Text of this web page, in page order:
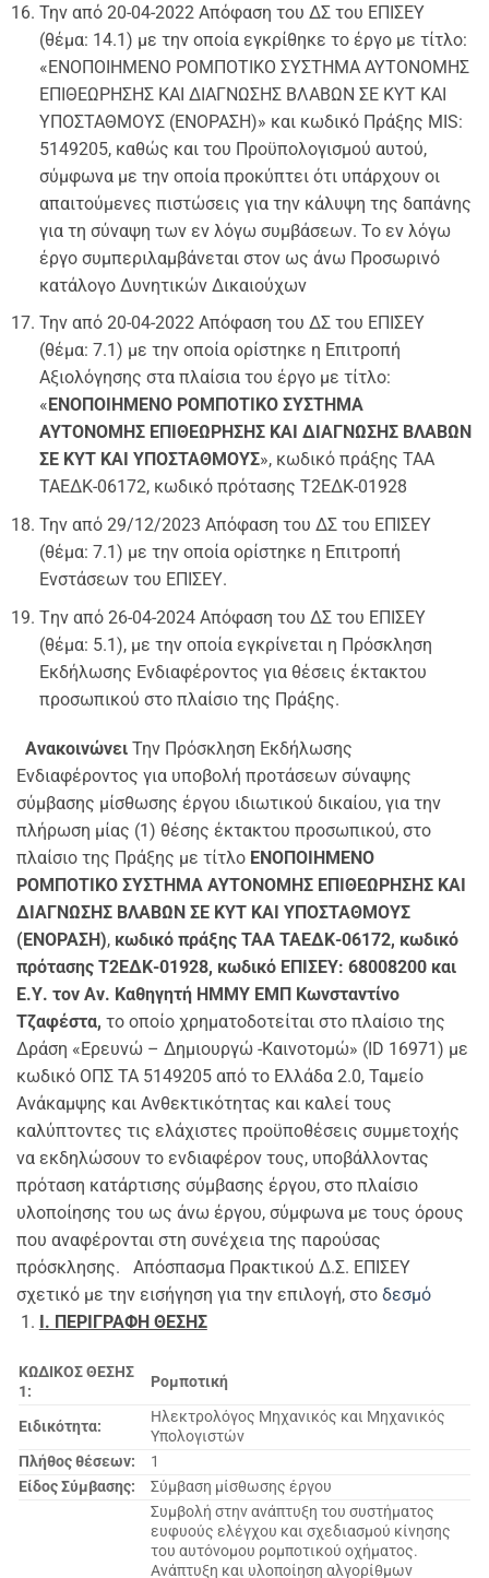
Την από 20-04-2022 Απόφαση του ΔΣ του ΕΠΙΣΕΥ
(θέμα: 14.1) με την οποία εγκρίθηκε το έργο με τίτλο:
«ΕΝΟΠΟΙΗΜΕΝΟ ΡΟΜΠΟΤΙΚΟ ΣΥΣΤΗΜΑ ΑΥΤΟΝΟΜΗΣ
ΕΠΙΘΕΩΡΗΣΗΣ ΚΑΙ ΔΙΑΓΝΩΣΗΣ ΒΛΑΒΩΝ ΣΕ KYT ΚΑΙ
ΥΠΟΣΤΑΘΜΟΥΣ (ΕΝΟΡΑΣΗ)» και κωδικό Πράξης MIS:
5149205, καθώς και του Προϋπολογισμού αυτού,
σύμφωνα με την οποία προκύπτει ότι υπάρχουν οι
απαιτούμενες πιστώσεις για την κάλυψη της δαπάνης
για τη σύναψη των εν λόγω συμβάσεων. Το εν λόγω
έργο συμπεριλαμβάνεται στον ως άνω Προσωρινό
κατάλογο Δυνητικών Δικαιούχων
Την από 20-04-2022 Απόφαση του ΔΣ του ΕΠΙΣΕΥ
(θέμα: 7.1) με την οποία ορίστηκε η Επιτροπή
Αξιολόγησης στα πλαίσια του έργο με τίτλο:
« ΕΝΟΠΟΙΗΜΕΝΟ ΡΟΜΠΟΤΙΚΟ ΣΥΣΤΗΜΑ
ΑΥΤΟΝΟΜΗΣ ΕΠΙΘΕΩΡΗΣΗΣ ΚΑΙ ΔΙΑΓΝΩΣΗΣ ΒΛΑΒΩΝ
ΣΕ KYT ΚΑΙ ΥΠΟΣΤΑΘΜΟΥΣ», κωδικό πράξης ΤΑΑ
ΤΑΕΔΚ-06172, κωδικό πρότασης Τ2ΕΔΚ-01928
Την από 29/12/2023 Απόφαση του ΔΣ του ΕΠΙΣΕΥ
(θέμα: 7.1) με την οποία ορίστηκε η Επιτροπή
Ενστάσεων του ΕΠΙΣΕΥ.
Tην από 26-04-2024 Απόφαση του ΔΣ του ΕΠΙΣΕΥ
(θέμα: 5.1), με την οποία εγκρίνεται η Πρόσκληση
Εκδήλωσης Ενδιαφέροντος για θέσεις έκτακτου
προσωπικού στο πλαίσιο της Πράξης.
Ανακοινώνει Την Πρόσκληση Εκδήλωσης
Ενδιαφέροντος για υποβολή προτάσεων σύναψης
σύμβασης μίσθωσης έργου ιδιωτικού δικαίου, για την
πλήρωση μίας (1) θέσης έκτακτου προσωπικού, στο
πλαίσιο της Πράξης με τίτλο ΕΝΟΠΟΙΗΜΕΝΟ
ΡΟΜΠΟΤΙΚΟ ΣΥΣΤΗΜΑ ΑΥΤΟΝΟΜΗΣ ΕΠΙΘΕΩΡΗΣΗΣ ΚΑΙ
ΔΙΑΓΝΩΣΗΣ ΒΛΑΒΩΝ ΣΕ KYT ΚΑΙ ΥΠΟΣΤΑΘΜΟΥΣ
(ΕΝΟΡΑΣΗ), κωδικό πράξης ΤΑΑ ΤΑΕΔΚ-06172, κωδικό
πρότασης Τ2ΕΔΚ-01928, κωδικό ΕΠΙΣΕΥ: 68008200 και
Ε.Υ. τον Αν. Καθηγητή ΗΜΜΥ ΕΜΠ Κωνσταντίνο
Τζαφέστα, το οποίο χρηματοδοτείται στο πλαίσιο της
Δράση «Ερευνώ – Δημιουργώ -Καινοτομώ» (ID 16971) με
κωδικό ΟΠΣ ΤΑ 5149205 από το Ελλάδα 2.0, Ταμείο
Ανάκαμψης και Ανθεκτικότητας και καλεί τους
καλύπτοντες τις ελάχιστες προϋποθέσεις συμμετοχής
να εκδηλώσουν το ενδιαφέρον τους, υποβάλλοντας
πρόταση κατάρτισης σύμβασης έργου, στο πλαίσιο
υλοποίησης του ως άνω έργου, σύμφωνα με τους όρους
που αναφέρονται στη συνέχεια της παρούσας
πρόσκλησης. Aπόσπασμα Πρακτικού Δ.Σ. ΕΠΙΣΕΥ
σχετικό με την εισήγηση για την επιλογή, στο δεσμό
. ΠΕΡΙΓΡΑΦΗ ΘΕΣΗΣ
ΚΩΔΙΚΟΣ ΘΕΣΗΣ
1:
Ρομποτική
Ειδικότητα:
Ηλεκτρολόγος Μηχανικός και Μηχανικός
Υπολογιστών
Πλήθος θέσεων:
1
Είδος Σύμβασης:
Σύμβαση μίσθωσης έργου
Συμβολή στην ανάπτυξη του συστήματος
ευφυούς ελέγχου και σχεδιασμού κίνησης
του αυτόνομου ρομποτικού οχήματος.
Ανάπτυξη και υλοποίηση αλγορίθμων